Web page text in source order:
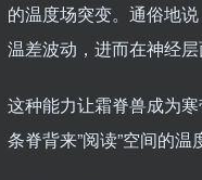
的温度场突变。通俗地
温差波动，进而在神经
这种能力让霜脊兽成为
条脊背来”阅读”空间的温